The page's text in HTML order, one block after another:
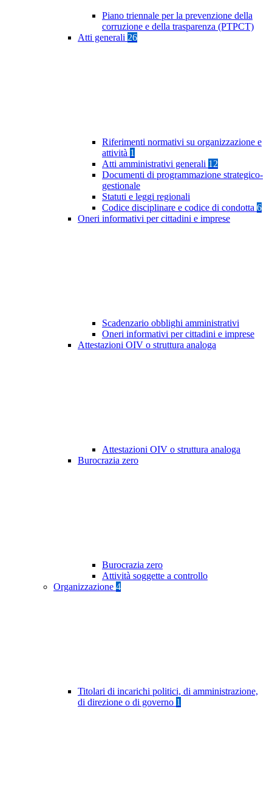
Piano triennale per la prevenzione della
corruzione e della trasparenza (PTPCT)
Atti generali 26
Riferimenti normativi su organizzazione e
attività 1
Atti amministrativi generali 12
Documenti di programmazione strategico-
gestionale
Statuti e leggi regionali
Codice disciplinare e codice di condotta 6
Oneri informativi per cittadini e imprese
Scadenzario obblighi amministrativi
Oneri informativi per cittadini e imprese
Attestazioni OIV o struttura analoga
Attestazioni OIV o struttura analoga
Burocrazia zero
Burocrazia zero
Attività soggette a controllo
Organizzazione 4
Titolari di incarichi politici, di amministrazione,
di direzione o di governo 1